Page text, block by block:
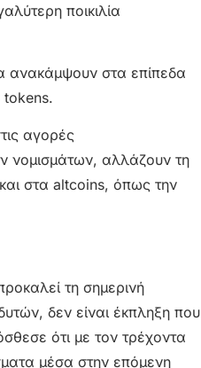
ποικιλία
ανακάμψουν στα επίπεδα
tokens.
αγορές
νομισμάτων, αλλάζουν τη
στα altcoins, όπως την
τη σημερινή
δεν είναι έκπληξη που
ότι με τον τρέχοντα
μέσα στην επόμενη